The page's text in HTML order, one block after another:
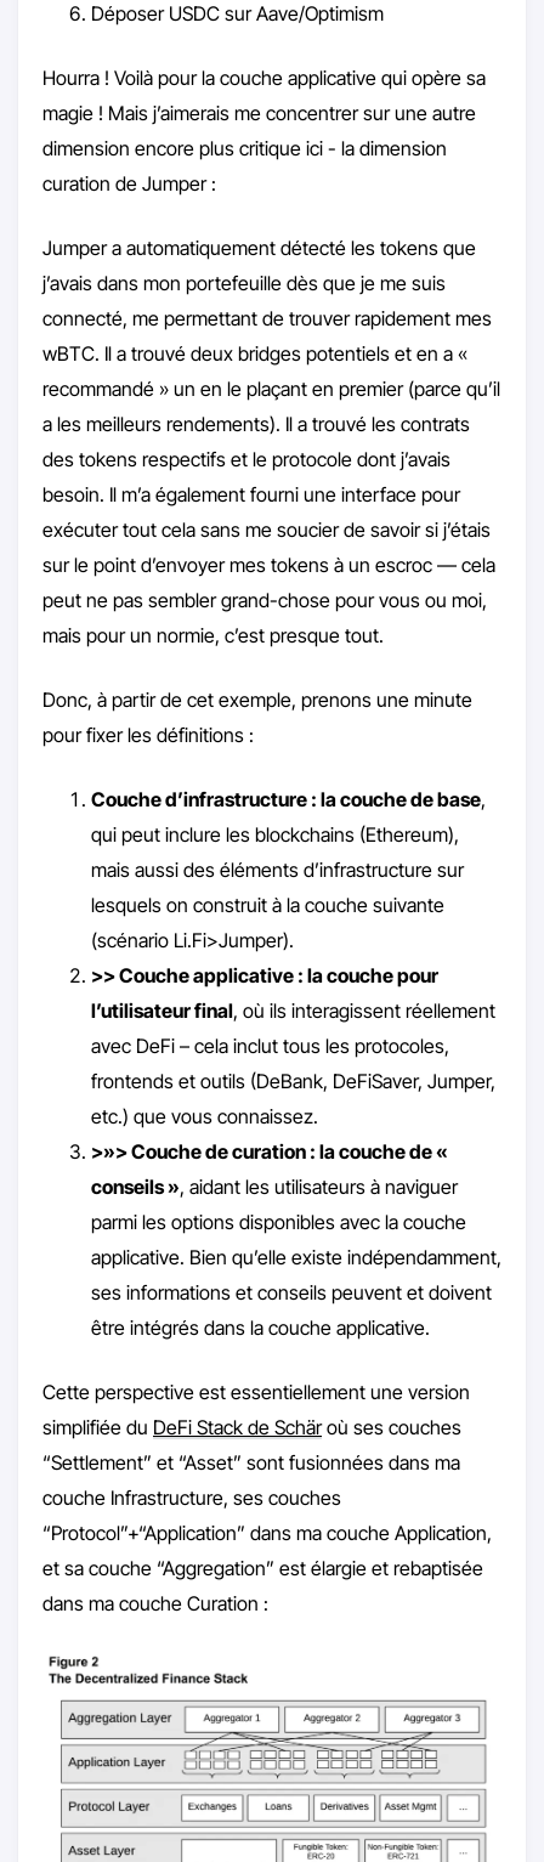
Déposer USDC sur Aave/Optimism
Hourra ! Voilà pour la couche applicative qui opère sa
magie ! Mais j’aimerais me concentrer sur une autre
dimension encore plus critique ici - la dimension
curation de Jumper :
Jumper a automatiquement détecté les tokens que
j’avais dans mon portefeuille dès que je me suis
connecté, me permettant de trouver rapidement mes
wBTC. Il a trouvé deux bridges potentiels et en a «
recommandé » un en le plaçant en premier (parce qu’il
a les meilleurs rendements). Il a trouvé les contrats
des tokens respectifs et le protocole dont j’avais
besoin. Il m’a également fourni une interface pour
exécuter tout cela sans me soucier de savoir si j’étais
sur le point d’envoyer mes tokens à un escroc — cela
peut ne pas sembler grand-chose pour vous ou moi,
mais pour un normie, c’est presque tout.
Donc, à partir de cet exemple, prenons une minute
pour fixer les définitions :
Couche d’infrastructure : la couche de base,
qui peut inclure les blockchains (Ethereum),
mais aussi des éléments d’infrastructure sur
lesquels on construit à la couche suivante
(scénario Li.Fi>Jumper).
>> Couche applicative : la couche pour
l’utilisateur final, où ils interagissent réellement
avec DeFi – cela inclut tous les protocoles,
frontends et outils (DeBank, DeFiSaver, Jumper,
etc.) que vous connaissez.
>»> Couche de curation : la couche de «
conseils », aidant les utilisateurs à naviguer
parmi les options disponibles avec la couche
applicative. Bien qu’elle existe indépendamment,
ses informations et conseils peuvent et doivent
être intégrés dans la couche applicative.
Cette perspective est essentiellement une version
simplifiée du DeFi Stack de Schäroù ses couches
“Settlement” et “Asset” sont fusionnées dans ma
couche Infrastructure, ses couches
“Protocol”+“Application” dans ma couche Application,
et sa couche “Aggregation” est élargie et rebaptisée
dans ma couche Curation :